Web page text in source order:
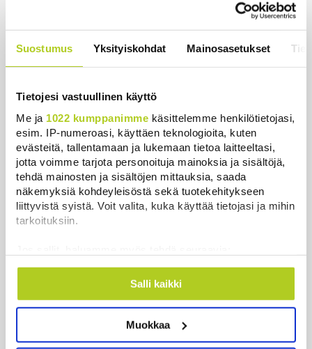
Suostumus Yksityiskohdat Mainosasetukset
Tietojesi vastuullinen käyttö
Me ja 1022 kumppanimme käsittelemme henkilötietojasi,
esim. IP-numeroasi, käyttäen teknologioita, kuten
evästeitä, tallentamaan ja lukemaan tietoa laitteeltasi,
jotta voimme tarjota personoituja mainoksia ja sisältöjä,
tehdä mainosten ja sisältöjen mittauksia, saada
näkemyksiä kohdeyleisöstä sekä tuotekehitykseen
liittyvistä syistä. Voit valita, kuka käyttää tietojasi ja mihin
tarkoituksiin.
Kerätä tietoja maantieteellisestä sijainnistasi,
mahdollisesti muutaman metrin tarkkuudella
ominaispiirteitä aktiivisesti (sormenjäljen
Lue lisää siitä, miten henkilötietojasi käsitellään ja miten
Salli kaikki
Muokkaa
hintaa”
Uutiset | 6.8.2026 11:56
Uusimmat
WSJ: Saksassa löytynyt drooni oli todennäköisesti
venäläinen
Uutiset | 8.8.2026 16:19
Sikarutto tuo metsästysrajoituksia – vilkkain
rajaa